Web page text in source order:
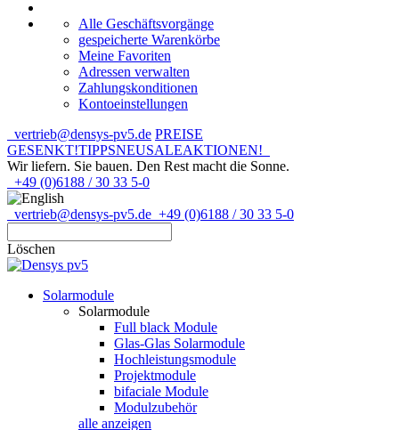
Alle Geschäftsvorgänge
gespeicherte Warenkörbe
Meine Favoriten
Adressen verwalten
Zahlungskonditionen
Kontoeinstellungen
vertrieb@densys-pv5.de PREISE
GESENKT!TIPPSNEUSALEAKTIONEN!
Wir liefern. Sie bauen. Den Rest macht die Sonne.
+49 (0)6188 / 30 33 5-0
vertrieb@densys-pv5.de +49 (0)6188 / 30 33 5-0
Löschen
Solarmodule
Solarmodule
Full black Module
Glas-Glas Solarmodule
Hochleistungsmodule
Projektmodule
bifaciale Module
Modulzubehör
alle anzeigen